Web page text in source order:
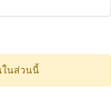
ในส่วนนี้